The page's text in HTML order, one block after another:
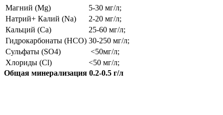
Магний (Mg)
5-30 мг/л;
Натрий+ Калий (Na)
2-20 мг/л;
Кальций (Ca)
25-60 мг/л;
Гидрокарбонаты (HCO) 30-250 мг/л;
Сульфаты (SO4)
<50мг/л;
Хлориды (Cl)
<50 мг/л;
Общая минерализация 0.2-0.5 г/л